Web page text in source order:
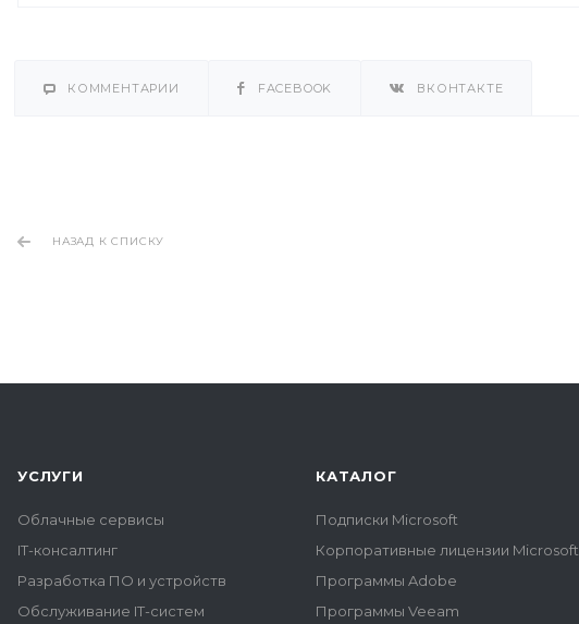
КОММЕНТАРИИ FACEBOOK ВКОНТАКТЕ
НАЗАД К СПИСКУ
УСЛУГИ
Облачные сервисы
IT-консалтинг
Разработка ПО и устройств
Обслуживание IT-систем
КАТАЛОГ
Подписки Microsoft
Корпоративные лицензии Microsoft
Программы Adobe
Программы Veeam